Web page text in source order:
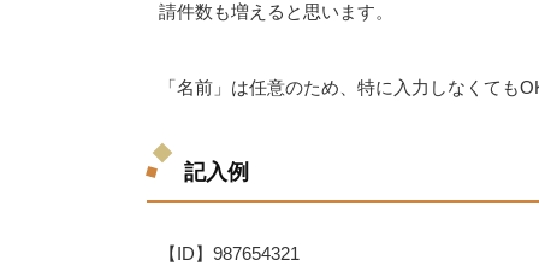
請件数も増えると思います。
「名前」は任意のため、特に入力しなくても
記入例
【ID】987654321